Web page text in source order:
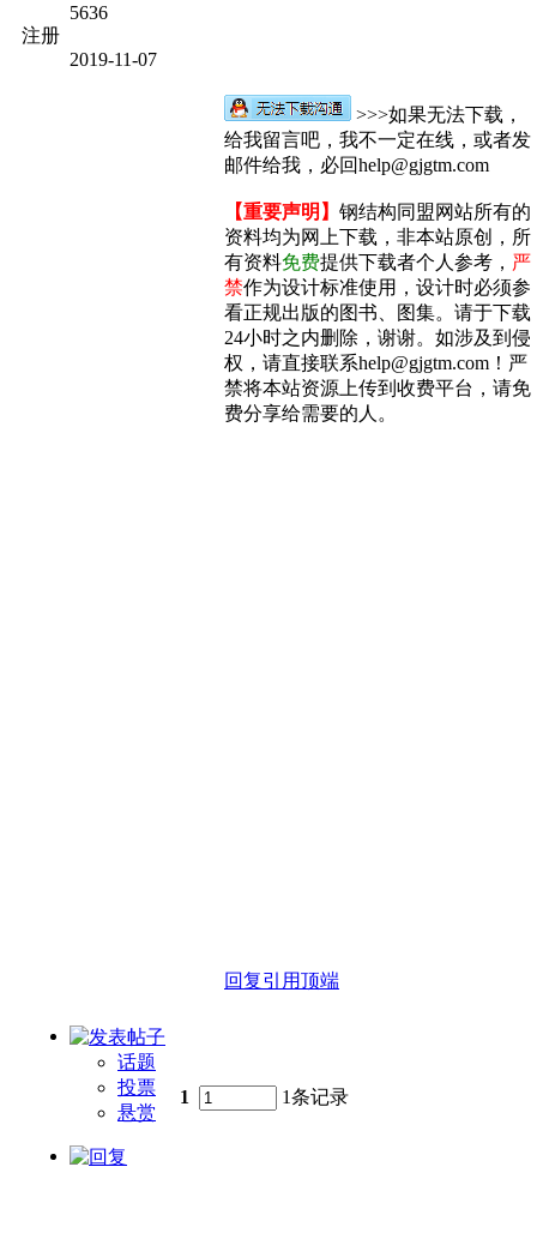
5636
注册
2019-11-07
>>>如果无法下载，
给我留言吧，我不一定在线，或者发
邮件给我，必回help@gjgtm.com
【重要声明】 钢结构同盟网站所有的
资料均为网上下载，非本站原创，所
有资料免费提供下载者个人参考， 严
禁作为设计标准使用，设计时必须参
看正规出版的图书、图集。请于下载
24小时之内删除，谢谢。如涉及到侵
权，请直接联系help@gjgtm.com！严
禁将本站资源上传到收费平台，请免
费分享给需要的人。
回复引用顶端
话题
投票
悬赏
1 1条记录